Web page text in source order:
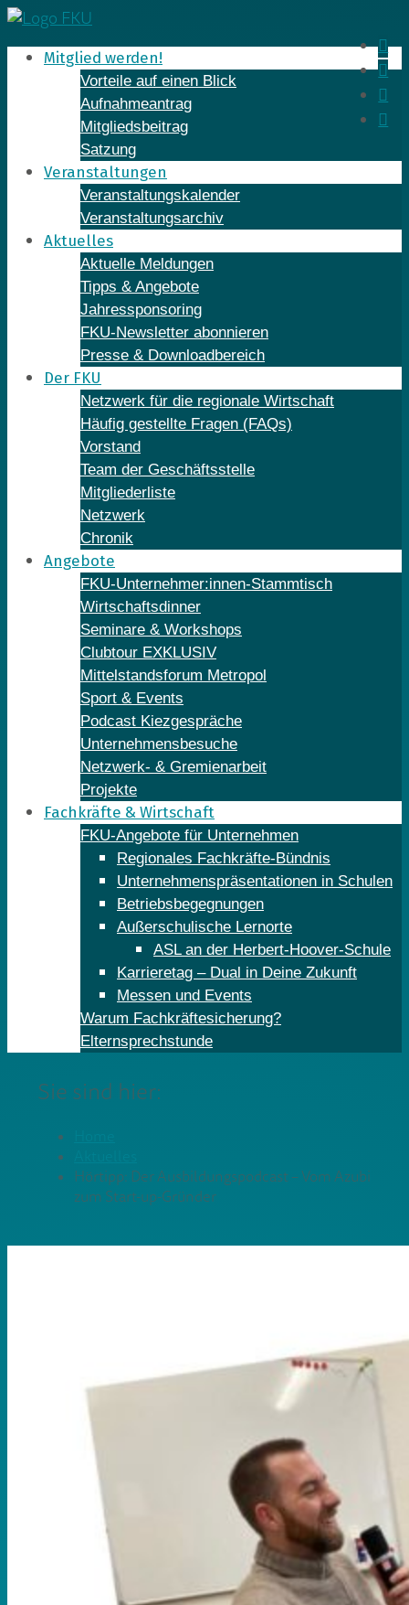
Skip
to
contentMitglied werden!
Vorteile auf einen Blick
Aufnahmeantrag
Mitgliedsbeitrag
Satzung
Veranstaltungen
Veranstaltungskalender
Veranstaltungsarchiv
Aktuelles
Aktuelle Meldungen
Tipps & Angebote
Jahressponsoring
FKU-Newsletter abonnieren
Presse & Downloadbereich
Der FKU
Netzwerk für die regionale Wirtschaft
Häufig gestellte Fragen (FAQs)
Vorstand
Team der Geschäftsstelle
Mitgliederliste
Netzwerk
Chronik
Angebote
FKU-Unternehmer:innen-Stammtisch
Wirtschaftsdinner
Seminare & Workshops
Clubtour EXKLUSIV
Mittelstandsforum Metropol
Sport & Events
Podcast Kiezgespräche
Unternehmensbesuche
Netzwerk- & Gremienarbeit
Projekte
Fachkräfte & Wirtschaft
FKU-Angebote für Unternehmen
Regionales Fachkräfte-Bündnis
Unternehmenspräsentationen in Schulen
Betriebsbegegnungen
Außerschulische Lernorte
ASL an der Herbert-Hoover-Schule
Karrieretag – Dual in Deine Zukunft
Messen und Events
Warum Fachkräftesicherung?
Elternsprechstunde
Sie sind hier:
Hörtipp: Der Ausbildungspodcast – Vom Azubi
zum Start-up-Gründer